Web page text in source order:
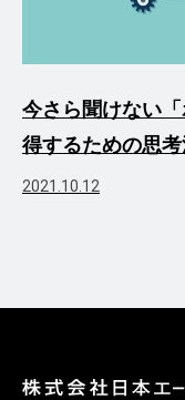
今さら聞けない
得するための思考
2021.10.12